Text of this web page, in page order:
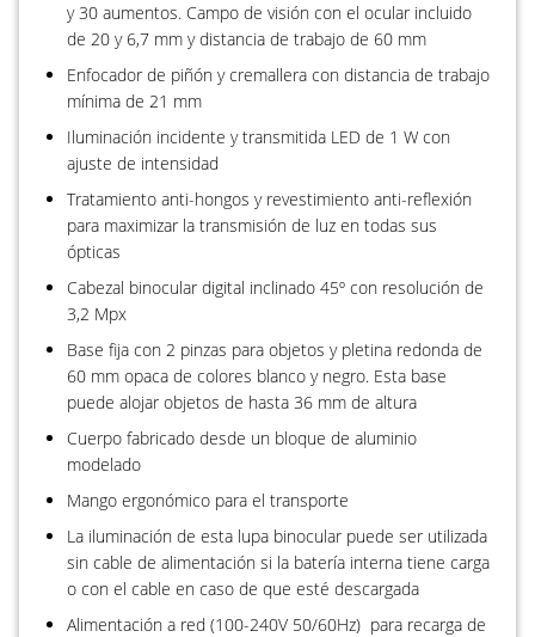
y 30 aumentos. Campo de visión con el ocular incluido
de 20 y 6,7 mm y distancia de trabajo de 60 mm
Enfocador de piñón y cremallera con distancia de trabajo
mínima de 21 mm
Iluminación incidente y transmitida LED de 1 W con
ajuste de intensidad
Tratamiento anti-hongos y revestimiento anti-reflexión
para maximizar la transmisión de luz en todas sus
ópticas
Cabezal binocular digital inclinado 45º con resolución de
3,2 Mpx
Base fija con 2 pinzas para objetos y pletina redonda de
60 mm opaca de colores blanco y negro. Esta base
puede alojar objetos de hasta 36 mm de altura
Cuerpo fabricado desde un bloque de aluminio
modelado
Mango ergonómico para el transporte
La iluminación de esta lupa binocular puede ser utilizada
sin cable de alimentación si la batería interna tiene carga
o con el cable en caso de que esté descargada
Alimentación a red (100-240V 50/60Hz) para recarga de